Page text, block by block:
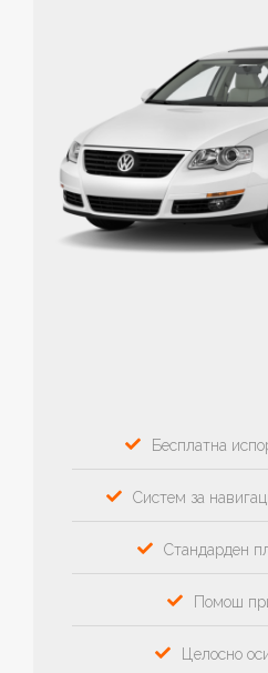
Бесплатна
Систем за
Стандарден
Помош
Целосно